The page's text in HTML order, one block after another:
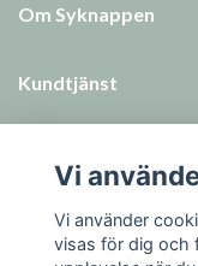
Om Syknappen
Kundtjänst
Sociala medier
Vi
Vi använder
visas för dig och